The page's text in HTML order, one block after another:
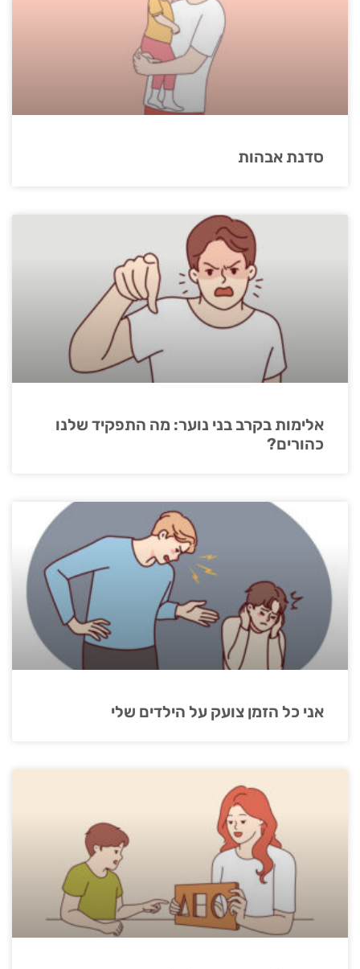
סדנת אבהות
אלימות בקרב בני נוער: מה התפקיד שלנו
כהורים?
אני כל הזמן צועק על הילדים שלי